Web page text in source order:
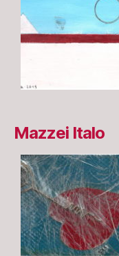
Mazzei Italo